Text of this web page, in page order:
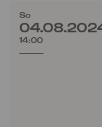
So
14:00